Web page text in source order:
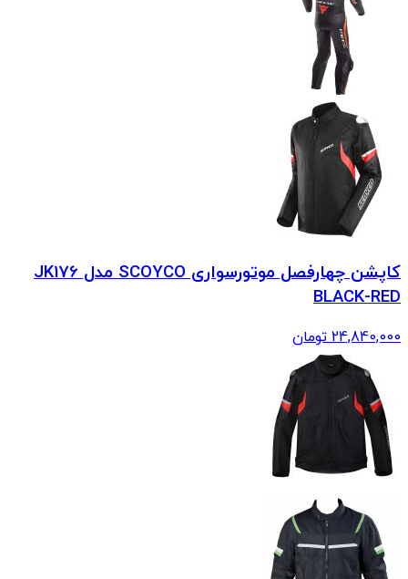
کاپشن چهارفصل موتورسواری SCOYCO مدل JK176
BLACK-RED
24,840,000 تومان